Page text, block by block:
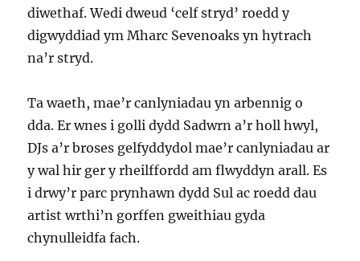
diwethaf. Wedi dweud ‘celf stryd’ roedd y
digwyddiad ym Mharc Sevenoaks yn hytrach
na’r stryd.
Ta waeth, mae’r canlyniadau yn arbennig o
dda. Er wnes i golli dydd Sadwrn a’r holl hwyl,
DJs a’r broses gelfyddydol mae’r canlyniadau ar
y wal hir ger y rheilffordd am flwyddyn arall. Es
i drwy’r parc prynhawn dydd Sul ac roedd dau
artist wrthi’n gorffen gweithiau gyda
chynulleidfa fach.